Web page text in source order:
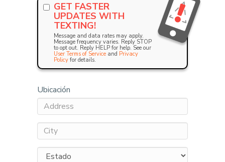
GET FASTER
UPDATES WITH
TEXTING!
Message and data rates may apply.
Message frequency varies. Reply STOP
to opt out. Reply HELP for help. See our
User Terms of Service and Privacy
Policy for details.
Ubicación